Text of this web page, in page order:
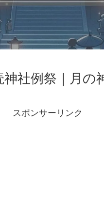
社例祭｜月の
スポンサーリンク